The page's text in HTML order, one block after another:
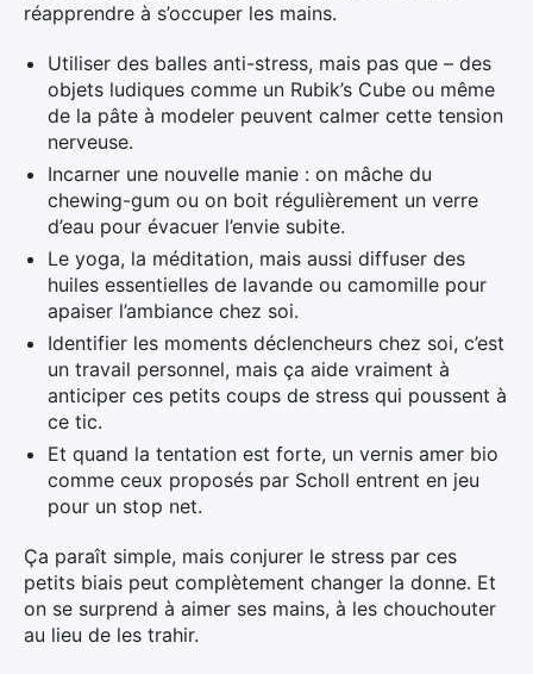
réapprendre à s’occuper les mains.
Utiliser des balles anti-stress, mais pas que – des
objets ludiques comme un Rubik’s Cube ou même
de la pâte à modeler peuvent calmer cette tension
nerveuse.
Incarner une nouvelle manie : on mâche du
chewing-gum ou on boit régulièrement un verre
d’eau pour évacuer l’envie subite.
Le yoga, la méditation, mais aussi diffuser des
huiles essentielles de lavande ou camomille pour
apaiser l’ambiance chez soi.
Identifier les moments déclencheurs chez soi, c’est
un travail personnel, mais ça aide vraiment à
anticiper ces petits coups de stress qui poussent à
ce tic.
Et quand la tentation est forte, un vernis amer bio
comme ceux proposés par Scholl entrent en jeu
pour un stop net.
Ça paraît simple, mais conjurer le stress par ces
petits biais peut complètement changer la donne. Et
on se surprend à aimer ses mains, à les chouchouter
au lieu de les trahir.